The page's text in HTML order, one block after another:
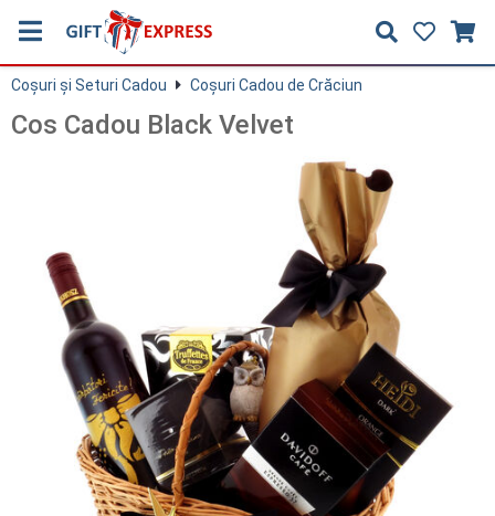
Coşuri și Seturi Cadou Coşuri Cadou de Crăciun
Cos Cadou Black Velvet